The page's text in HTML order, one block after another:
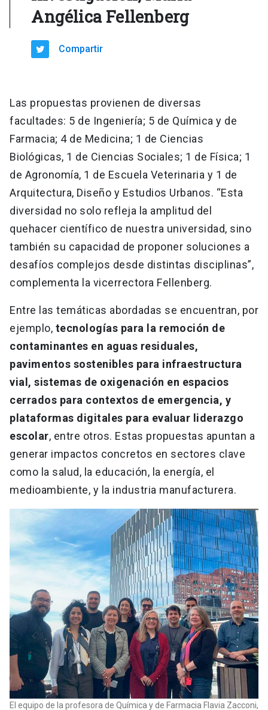
Angélica Fellenberg
Compartir
Las propuestas provienen de diversas
facultades: 5 de Ingeniería; 5 de Química y de
Farmacia; 4 de Medicina; 1 de Ciencias
Biológicas, 1 de Ciencias Sociales; 1 de Física; 1
de Agronomía, 1 de Escuela Veterinaria y 1 de
Arquitectura, Diseño y Estudios Urbanos. “Esta
diversidad no solo refleja la amplitud del
quehacer científico de nuestra universidad, sino
también su capacidad de proponer soluciones a
desafíos complejos desde distintas disciplinas”,
complementa la vicerrectora Fellenberg.
Entre las temáticas abordadas se encuentran, por
ejemplo, tecnologías para la remoción de
contaminantes en aguas residuales,
pavimentos sostenibles para infraestructura
vial, sistemas de oxigenación en espacios
cerrados para contextos de emergencia, y
plataformas digitales para evaluar liderazgo
escolar, entre otros. Estas propuestas apuntan a
generar impactos concretos en sectores clave
como la salud, la educación, la energía, el
medioambiente, y la industria manufacturera.
El equipo de la profesora de Química y de Farmacia Flavia Zacconi,